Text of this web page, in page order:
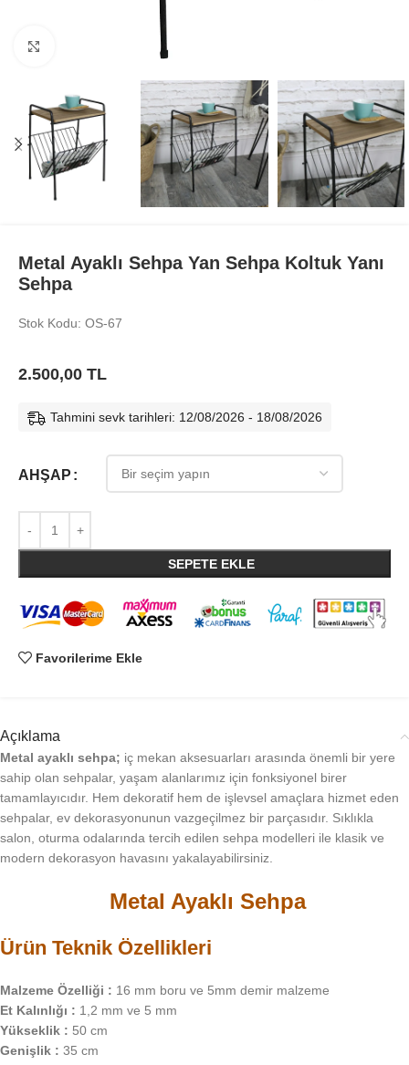
Metal Ayaklı Sehpa Yan Sehpa Koltuk Yanı
Sehpa
Stok Kodu: OS-67
2.500,00 TL
Tahmini sevk tarihleri: 12/08/2026 - 18/08/2026
AHŞAP
SEPETE EKLE
Favorilerime Ekle
Açıklama
Metal ayaklı sehpa; iç mekan aksesuarları arasında önemli bir yere
sahip olan sehpalar, yaşam alanlarımız için fonksiyonel birer
tamamlayıcıdır. Hem dekoratif hem de işlevsel amaçlara hizmet eden
sehpalar, ev dekorasyonunun vazgeçilmez bir parçasıdır. Sıklıkla
salon, oturma odalarında tercih edilen sehpa modelleri ile klasik ve
modern dekorasyon havasını yakalayabilirsiniz.
Metal Ayaklı Sehpa
Ürün Teknik Özellikleri
Malzeme Özelliği : 16 mm boru ve 5mm demir malzeme
Et Kalınlığı : 1,2 mm ve 5 mm
Yükseklik : 50 cm
Genişlik : 35 cm